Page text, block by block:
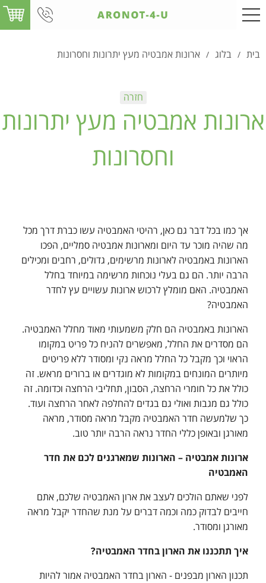
בית / בלוג / ארונות אמבטיה מעץ יתרונות וחסרונות
ארונות אמבטיה מעץ יתרונות
וחסרונות
אך כמו בכל דבר גם כאן, רהיטי האמבטיה עשו כברת דרך מכל
מה שהיה מוכר עד היום ומארונות אמבטיה סמליים, הפכו
הארונות באמבטיה לארונות מרשימים, גדולים, רחבים ומכילים
הרבה יותר. הם גם בעלי נוכחות מרשימה במיוחד בחלל
האמבטיה. האם מומלץ לרכוש ארונות עשויים עץ לחדר
האמבטיה?
הארונות באמבטיה הם חלק משמעותי מאוד מחלל האמבטיה.
הם מסדרים את החלל, מאפשרים להניח כל פריט במקומו
הראוי וכך מקבל כל החלל מראה נקי ומסודר ללא פריטים
מיותרים המונחים במקומות לא מוגדרים או ברורים מראש. זה
כולל את כל חומרי הרחצה, הסבון, תחליבי הרחצה וכדומה. זה
כולל גם מגבות ואולי גם בגדים להחלפה לאחר הרחצה ועוד.
כך שלמעשה חדר האמבטיה מקבל מראה מסודר, מראה
מאורגן ובאופן כללי החדר נראה הרבה יותר טוב.
ארונות אמבטיה – הארונות שמארגנים לכם את חדר
האמבטיה
לפני שאתם הולכים לעצב את ארון האמבטיה שלכם, אתם
חייבים לבדוק כמה וכמה דברים על מנת שהחדר יקבל מראה
מאורגן ומסודר.
איך תתכננו את הארון בחדר האמבטיה?
תכנון הארון מבפנים - הארון בחדר האמבטיה אמור להיות